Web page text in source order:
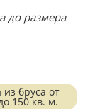
до размера
бруса от
150 кв. м.